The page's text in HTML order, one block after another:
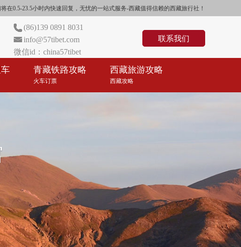
在0.5-23.5小时内快速回复，无忧的一站式服务-西藏值得信赖的西藏旅行社！
联系我们
(86)139 0891 8031
info@57tibet.com
微信id：china57tibet
青藏铁路攻略
火车订票
西藏旅游攻略
西藏攻略